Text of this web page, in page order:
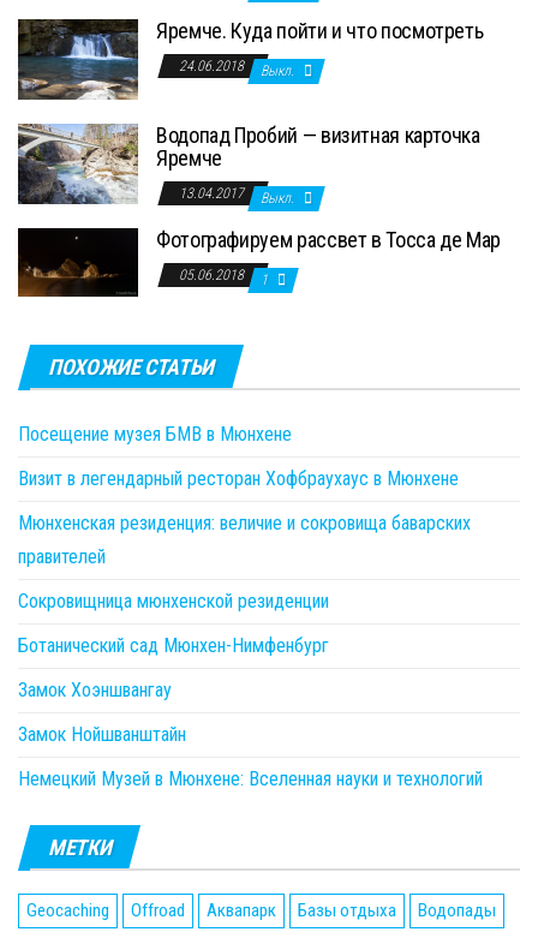
Яремче. Куда пойти и что посмотреть
24.06.2018 Выкл.
Водопад Пробий — визитная карточка
Яремче
13.04.2017 Выкл.
Фотографируем рассвет в Тосса де Мар
05.06.2018 1
ПОХОЖИЕ СТАТЬИ
Посещение музея БМВ в Мюнхене
Визит в легендарный ресторан Хофбраухаус в Мюнхене
Мюнхенская резиденция: величие и сокровища баварских
правителей
Сокровищница мюнхенской резиденции
Ботанический сад Мюнхен-Нимфенбург
Замок Хоэншвангау
Замок Нойшванштайн
Немецкий Музей в Мюнхене: Вселенная науки и технологий
МЕТКИ
Geocaching Offroad Аквапарк Базы отдыха
Водопады